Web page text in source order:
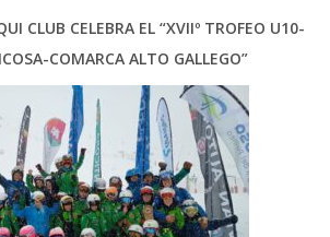
CLUB CELEBRA EL “XVIIº TROFEO U10-
COMARCA ALTO GALLEGO”